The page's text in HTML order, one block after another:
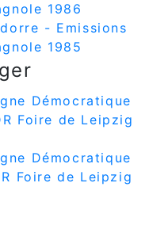
1986
- Emissions
1985
Démocratique
Foire de Leipzig
Démocratique
Foire de Leipzig